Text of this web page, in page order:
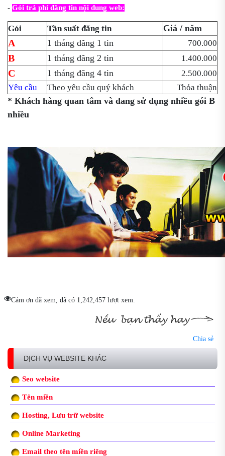
- Gói trả phí đăng tin nội dung web:
Gói Tần suất đăng tin Giá / năm
A 1 tháng đăng 1 tin 700.000
B 1 tháng đăng 2 tin 1.400.000
C 1 tháng đăng 4 tin
2.500.000
Yêu cầu
Theo yêu cầu quý khách Thỏa thuận
* Khách hàng quan tâm và đang sử dụng nhiều gói B
nhiều
Cảm ơn đã xem, đã có 1,242,457 lượt xem.
Chia sẻ
DỊCH VỤ WEBSITE KHÁC
Seo website
Tên miền
Hosting, Lưu trữ website
Online Marketing
Email theo tên miền riêng